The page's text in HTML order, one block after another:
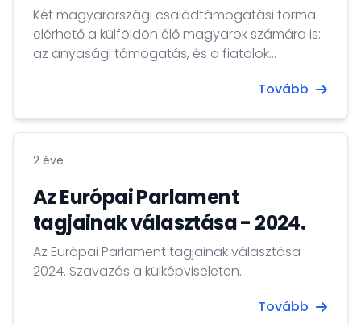
Két magyarországi családtámogatási forma
elérhető a külföldön élő magyarok számára is:
az anyasági támogatás, és a fiatalok
Tovább
2 éve
Az Európai Parlament
tagjainak választása - 2024.
Az Európai Parlament tagjainak választása -
2024. Szavazás a külképviseleten.
Tovább